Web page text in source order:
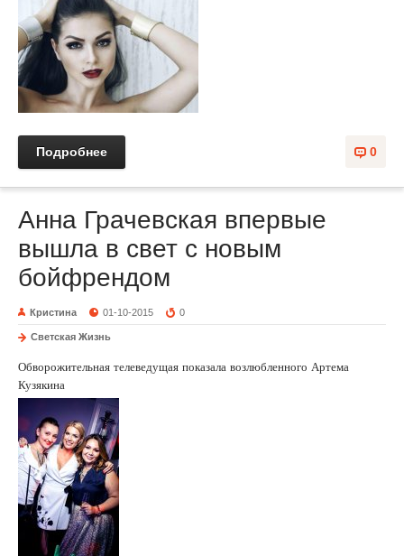
0
Подробнее
Анна Грачевская впервые
вышла в свет с новым
бойфрендом
Кристина 01-10-2015 0
Светская Жизнь
Обворожительная телеведущая показала возлюбленного Артема
Кузякина